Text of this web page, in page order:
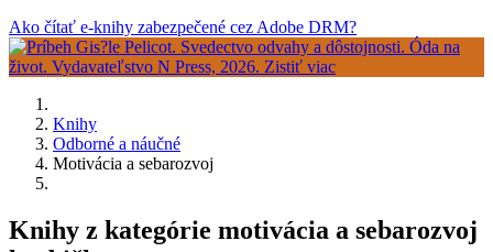
Ako čítať e-knihy zabezpečené cez Adobe DRM?
Knihy
Odborné a náučné
Motivácia a sebarozvoj
Knihy z kategórie motivácia a sebarozvoj